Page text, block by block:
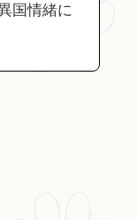
国情緒に